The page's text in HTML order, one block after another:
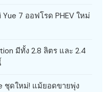
7 ออฟโรด PHEV ใหม่
มีทั้ง 2.8 ลิตร และ 2.4
ชุดใหม่! แม้ยอดขายพุ่ง